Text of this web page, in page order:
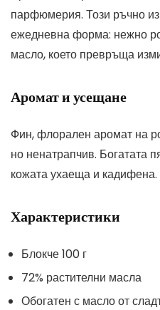
парфюмерия. Този ръчно
ежедневна форма: нежно
масло, което превръща
Аромат и усещане
Фин, флорален аромат на
но ненатрапчив. Богатата
кожата ухаеща и кадифена.
Характеристики
Блокче 100 г
72% растителни масла
Обогатен с масло от